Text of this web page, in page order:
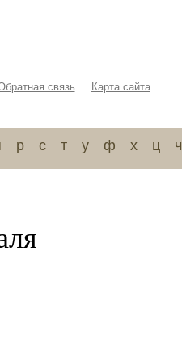
связь Карта сайта
р с т у ф х ц ч